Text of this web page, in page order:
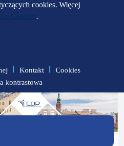
cookies. Więcej
.
Kontakt
Cookies
kontrastowa